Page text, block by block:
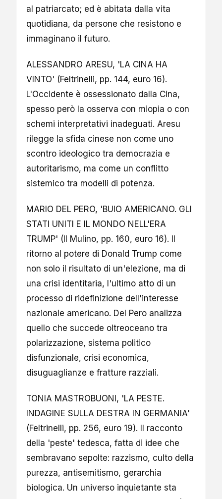
al patriarcato; ed è abitata dalla vita
quotidiana, da persone che resistono e
immaginano il futuro.
ALESSANDRO ARESU, 'LA CINA HA
VINTO' (Feltrinelli, pp. 144, euro 16).
L'Occidente è ossessionato dalla Cina,
spesso però la osserva con miopia o con
schemi interpretativi inadeguati. Aresu
rilegge la sfida cinese non come uno
scontro ideologico tra democrazia e
autoritarismo, ma come un conflitto
sistemico tra modelli di potenza.
MARIO DEL PERO, 'BUIO AMERICANO. GLI
STATI UNITI E IL MONDO NELL'ERA
TRUMP' (Il Mulino, pp. 160, euro 16). Il
ritorno al potere di Donald Trump come
non solo il risultato di un'elezione, ma di
una crisi identitaria, l'ultimo atto di un
processo di ridefinizione dell'interesse
nazionale americano. Del Pero analizza
quello che succede oltreoceano tra
polarizzazione, sistema politico
disfunzionale, crisi economica,
disuguaglianze e fratture razziali.
TONIA MASTROBUONI, 'LA PESTE.
INDAGINE SULLA DESTRA IN GERMANIA'
(Feltrinelli, pp. 256, euro 19). Il racconto
della 'peste' tedesca, fatta di idee che
sembravano sepolte: razzismo, culto della
purezza, antisemitismo, gerarchia
biologica. Un universo inquietante sta